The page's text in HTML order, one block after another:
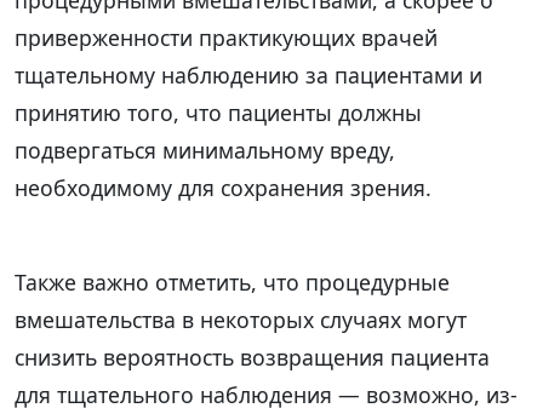
приверженности практикующих врачей
тщательному наблюдению за пациентами и
принятию того, что пациенты должны
подвергаться минимальному вреду,
необходимому для сохранения зрения.
Также важно отметить, что процедурные
вмешательства в некоторых случаях могут
снизить вероятность возвращения пациента
для тщательного наблюдения — возможно, из-